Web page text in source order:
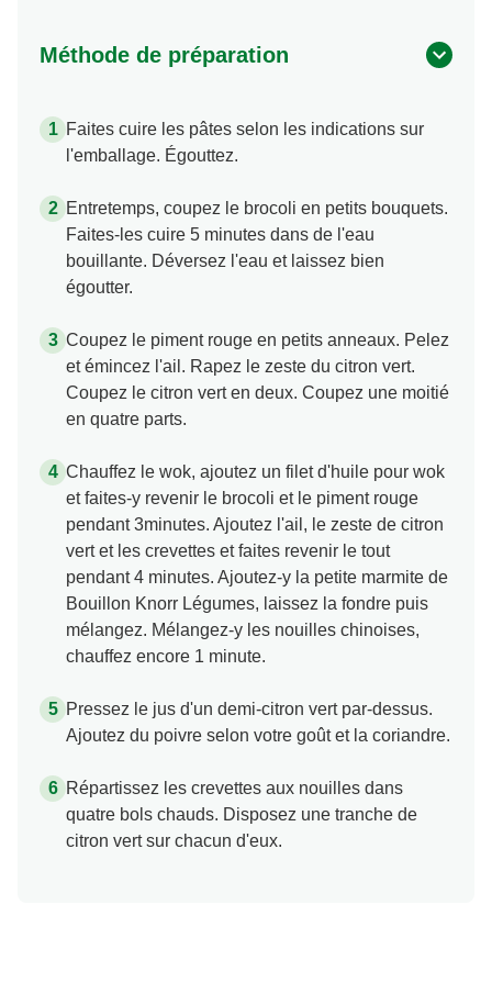
Méthode de préparation
Faites cuire les pâtes selon les indications sur
l'emballage. Égouttez.
Entretemps, coupez le brocoli en petits bouquets.
Faites-les cuire 5 minutes dans de l'eau
bouillante. Déversez l'eau et laissez bien
égoutter.
Coupez le piment rouge en petits anneaux. Pelez
et émincez l'ail. Rapez le zeste du citron vert.
Coupez le citron vert en deux. Coupez une moitié
en quatre parts.
Chauffez le wok, ajoutez un filet d'huile pour wok
et faites-y revenir le brocoli et le piment rouge
pendant 3minutes. Ajoutez l'ail, le zeste de citron
vert et les crevettes et faites revenir le tout
pendant 4 minutes. Ajoutez-y la petite marmite de
Bouillon Knorr Légumes, laissez la fondre puis
mélangez. Mélangez-y les nouilles chinoises,
chauffez encore 1 minute.
Pressez le jus d'un demi-citron vert par-dessus.
Ajoutez du poivre selon votre goût et la coriandre.
Répartissez les crevettes aux nouilles dans
quatre bols chauds. Disposez une tranche de
citron vert sur chacun d'eux.